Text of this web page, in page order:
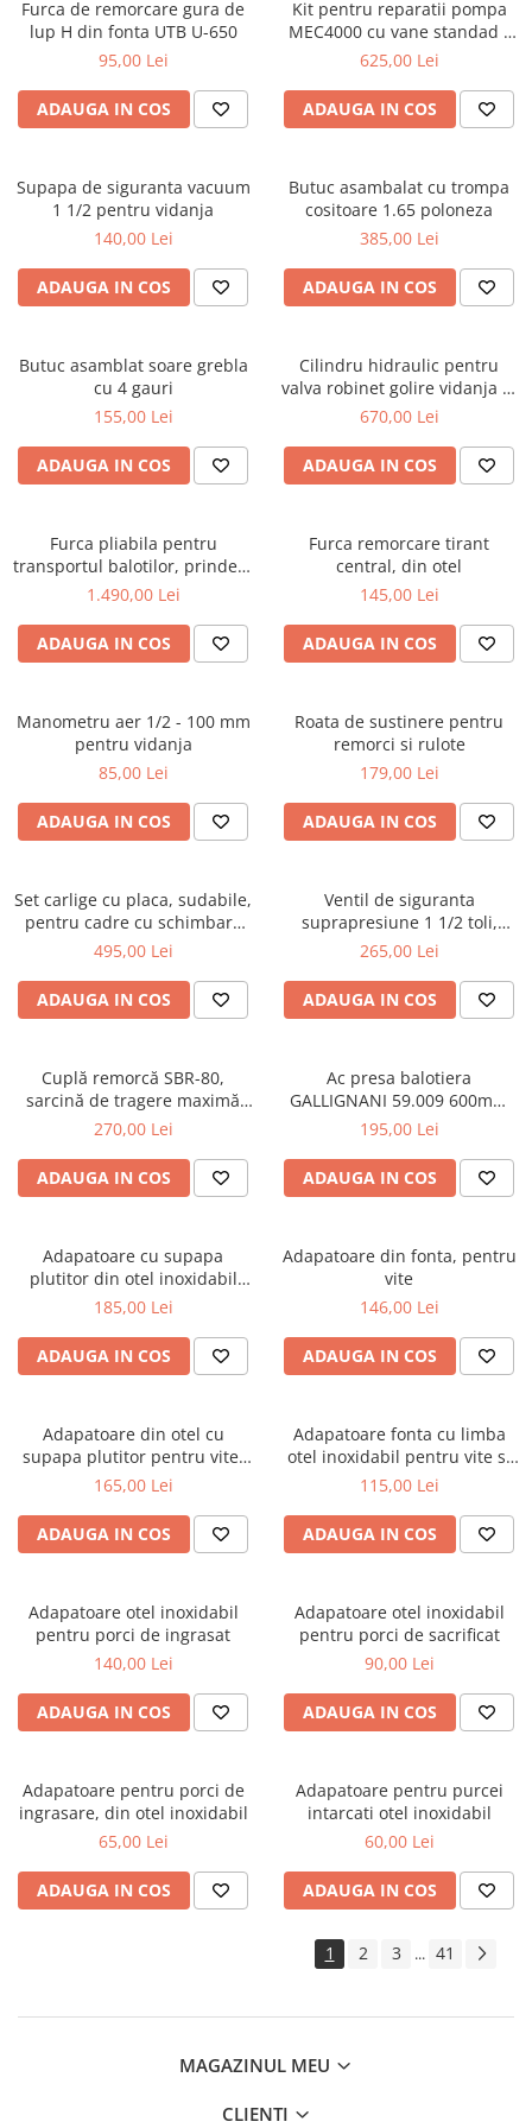
Furca de remorcare gura de
lup H din fonta UTB U-650
95,00 Lei
ADAUGA IN COS
Kit pentru reparatii pompa
MEC4000 cu vane standad -
Battioni Pagani
625,00 Lei
ADAUGA IN COS
Supapa de siguranta vacuum
1 1/2 pentru vidanja
140,00 Lei
ADAUGA IN COS
Butuc asambalat cu trompa
cositoare 1.65 poloneza
385,00 Lei
ADAUGA IN COS
Butuc asamblat soare grebla
cu 4 gauri
155,00 Lei
ADAUGA IN COS
Cilindru hidraulic pentru
valva robinet golire vidanja 4,
5 sau 6 toli, cu dubla[...]
670,00 Lei
ADAUGA IN COS
Furca pliabila pentru
transportul balotilor, prindere
in tiranti
1.490,00 Lei
ADAUGA IN COS
Furca remorcare tirant
central, din otel
145,00 Lei
ADAUGA IN COS
Manometru aer 1/2 - 100 mm
pentru vidanja
85,00 Lei
ADAUGA IN COS
Roata de sustinere pentru
remorci si rulote
179,00 Lei
ADAUGA IN COS
Set carlige cu placa, sudabile,
pentru cadre cu schimbare
rapida Euro-Norm cupa/[...]
495,00 Lei
ADAUGA IN COS
Ventil de siguranta
suprapresiune 1 1/2 toli,
pentru vidanja
265,00 Lei
ADAUGA IN COS
Cuplă remorcă SBR-80,
sarcină de tragere maximă
8000 kg
270,00 Lei
ADAUGA IN COS
Ac presa balotiera
GALLIGNANI 59.009 600mm
fonta
195,00 Lei
ADAUGA IN COS
Adapatoare cu supapa
plutitor din otel inoxidabil
pentru vite, cai, oi si capre
185,00 Lei
ADAUGA IN COS
Adapatoare din fonta, pentru
vite
146,00 Lei
ADAUGA IN COS
Adapatoare din otel cu
supapa plutitor pentru vite,
cai, oi si capre
165,00 Lei
ADAUGA IN COS
Adapatoare fonta cu limba
otel inoxidabil pentru vite si
cai
115,00 Lei
ADAUGA IN COS
Adapatoare otel inoxidabil
pentru porci de ingrasat
140,00 Lei
ADAUGA IN COS
Adapatoare otel inoxidabil
pentru porci de sacrificat
90,00 Lei
ADAUGA IN COS
Adapatoare pentru porci de
ingrasare, din otel inoxidabil
65,00 Lei
ADAUGA IN COS
Adapatoare pentru purcei
intarcati otel inoxidabil
60,00 Lei
ADAUGA IN COS
1 2 3 ... 41
MAGAZINUL MEU
CLIENTI